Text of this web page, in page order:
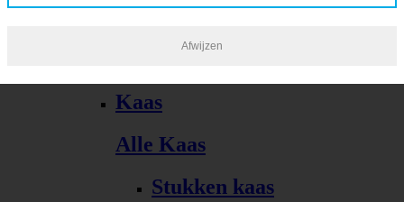
Kaas
Alle Kaas
Stukken kaas
Afwijzen